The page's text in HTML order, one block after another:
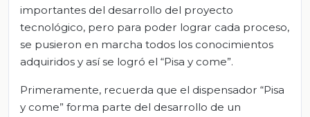
importantes del desarrollo del proyecto
tecnológico, pero para poder lograr cada proceso,
se pusieron en marcha todos los conocimientos
adquiridos y así se logró el “Pisa y come”.
Primeramente, recuerda que el dispensador “Pisa
y come” forma parte del desarrollo de un